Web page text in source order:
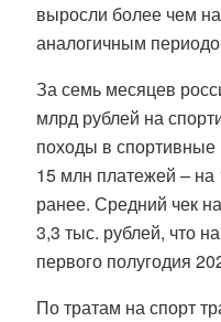
выросли более чем
аналогичным
За семь месяцев
млрд рублей на
походы в
15 млн платежей –
ранее. Средний чек
3,3 тыс. рублей, что
первого полугодия
По тратам на спорт